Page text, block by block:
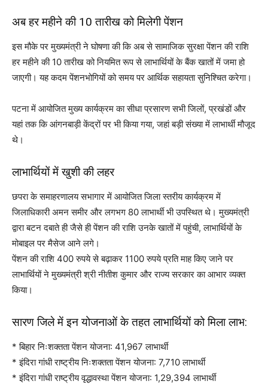
अब हर महीने की 10 तारीख को मिलेगी पेंशन
इस मौके पर मुख्यमंत्री ने घोषणा की कि अब से सामाजिक सुरक्षा पेंशन की राशि
हर महीने की 10 तारीख को नियमित रूप से लाभार्थियों के बैंक खातों में जमा हो
जाएगी। यह कदम पेंशनभोगियों को समय पर आर्थिक सहायता सुनिश्चित करेगा।
पटना में आयोजित मुख्य कार्यक्रम का सीधा प्रसारण सभी जिलों, प्रखंडों और
यहां तक कि आंगनबाड़ी केंद्रों पर भी किया गया, जहां बड़ी संख्या में लाभार्थी मौजूद
थे।
लाभार्थियों में खुशी की लहर
छपरा के समाहरणालय सभागार में आयोजित जिला स्तरीय कार्यक्रम में
जिलाधिकारी अमन समीर और लगभग 80 लाभार्थी भी उपस्थित थे। मुख्यमंत्री
द्वारा बटन दबाते ही जैसे ही पेंशन की राशि उनके खातों में पहुंची, लाभार्थियों के
मोबाइल पर मैसेज आने लगे।
पेंशन की राशि 400 रुपये से बढ़ाकर 1100 रुपये प्रति माह किए जाने पर
लाभार्थियों ने मुख्यमंत्री श्री नीतीश कुमार और राज्य सरकार का आभार व्यक्त
किया।
सारण जिले में इन योजनाओं के तहत लाभार्थियों को मिला लाभ:
* बिहार निःशक्तता पेंशन योजना: 41,967 लाभार्थी
* इंदिरा गांधी राष्ट्रीय निःशक्तता पेंशन योजना: 7,710 लाभार्थी
* इंदिरा गांधी राष्ट्रीय वृद्धावस्था पेंशन योजना: 1,29,394 लाभार्थी